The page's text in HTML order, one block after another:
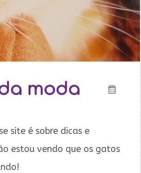
moda
site é sobre dicas e
estou vendo que os gatos